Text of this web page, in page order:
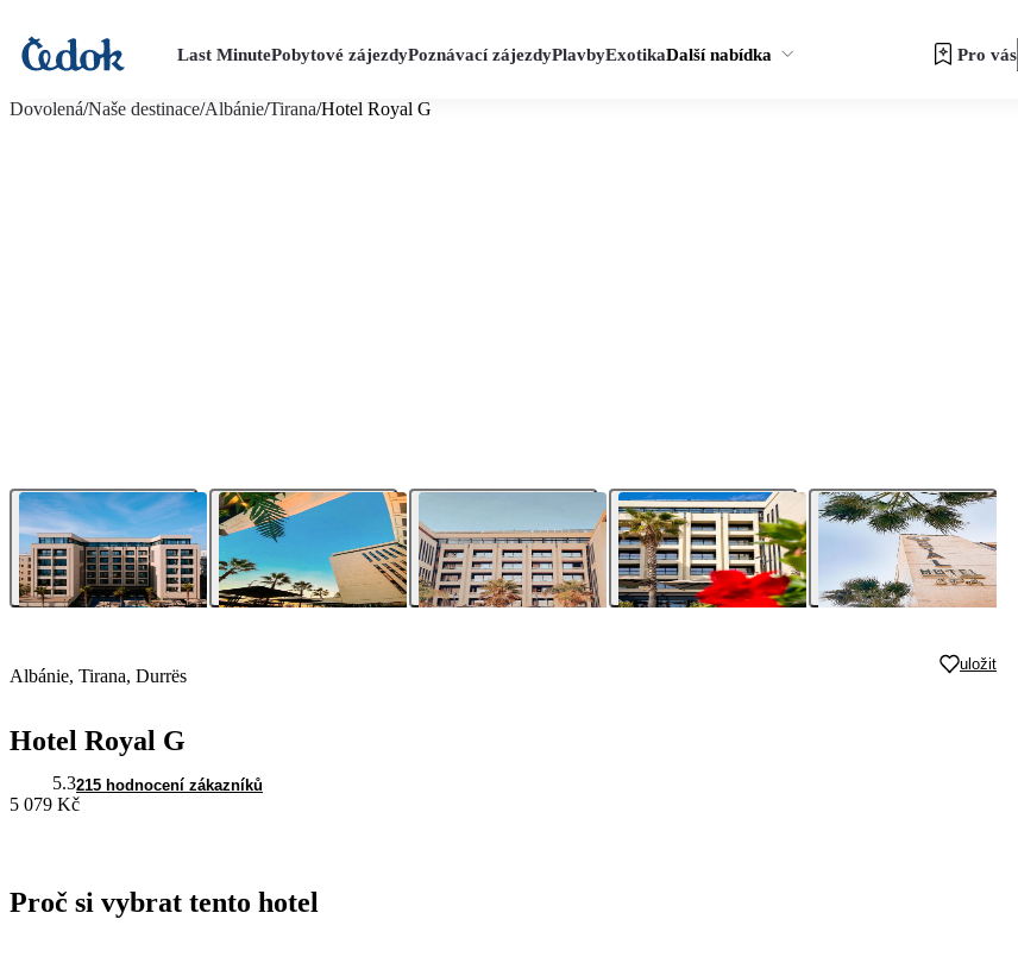
Last MinutePobytové zájezdyPoznávací zájezdyPlavbyExotikaDalší nabídka Pro vás
Dovolená/Naše destinace/Albánie/Tirana/Hotel Royal G
Albánie, Tirana, Durrës
uložit
Hotel Royal G
5.3215 hodnocení zákazníků
5 079 Kč
Proč si vybrat tento hotel